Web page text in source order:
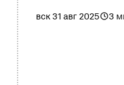
вск 31 авг 2025 3